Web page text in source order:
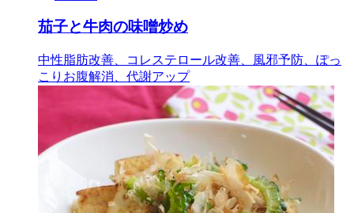
茄子と牛肉の味噌炒め
中性脂肪改善、コレステロール改善、風邪予防、ぽっ
こりお腹解消、代謝アップ